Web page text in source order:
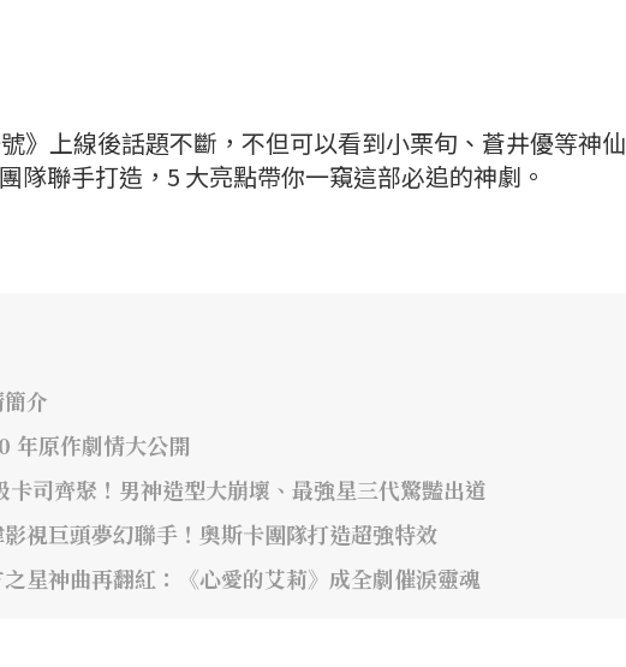
》上線後話題不斷，不但可以看到小栗旬、蒼井優等神仙
隊聯手打造，5 大亮點帶你一窺這部必追的神劇。
介
年原作劇情大公開
卡司齊聚！男神造型大崩壞、最強星三代驚豔出道
視巨頭夢幻聯手！奧斯卡團隊打造超強特效
星神曲再翻紅：《心愛的艾莉》成全劇催淚靈魂